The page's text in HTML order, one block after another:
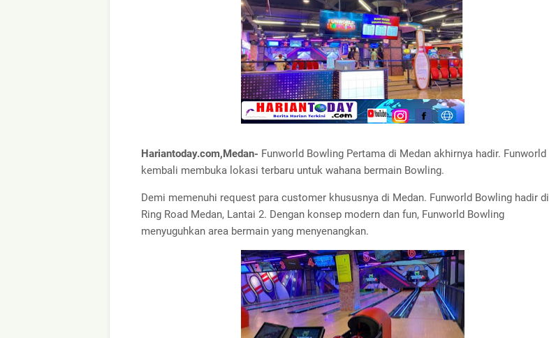
Hariantoday.com,Medan- Funworld Bowling Pertama di Medan akhirnya hadir. Funworld
kembali membuka lokasi terbaru untuk wahana bermain Bowling.
Demi memenuhi request para customer khususnya di Medan. Funworld Bowling hadir di
Ring Road Medan, Lantai 2. Dengan konsep modern dan fun, Funworld Bowling
menyuguhkan area bermain yang menyenangkan.